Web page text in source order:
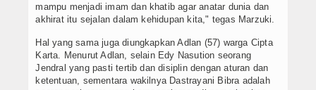
mampu menjadi imam dan khatib agar anatar dunia dan
akhirat itu sejalan dalam kehidupan kita," tegas Marzuki.
Hal yang sama juga diungkapkan Adlan (57) warga Cipta
Karta. Menurut Adlan, selain Edy Nasution seorang
Jendral yang pasti tertib dan disiplin dengan aturan dan
ketentuan, sementara wakilnya Dastrayani Bibra adalah